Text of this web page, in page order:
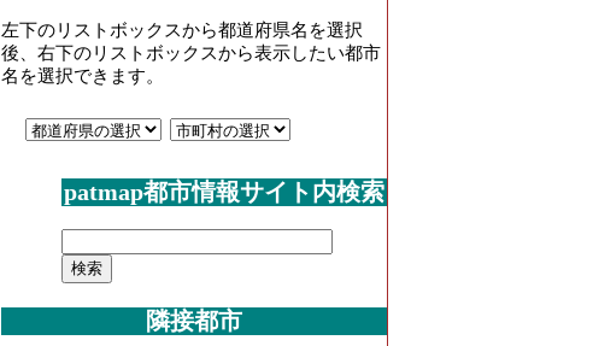
左下のリストボックスから都道府県名を選択
後、右下のリストボックスから表示したい都市
名を選択できます。
patmap都市情報サイト内検索
隣接都市